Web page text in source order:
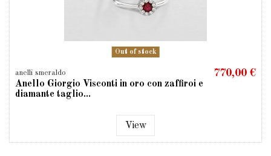
Out of stock
anelli smeraldo
Anello Giorgio Visconti in oro con zaffiroi e
diamante taglio...
770,00 €
View